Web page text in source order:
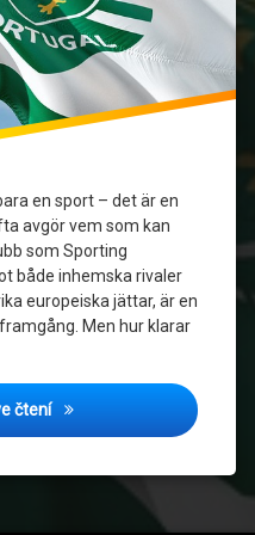
en sport – det är en
avgör vem som kan
som Sporting
både inhemska rivaler
europeiska jättar, är en
Men hur klarar
čteníSporting Lissabons